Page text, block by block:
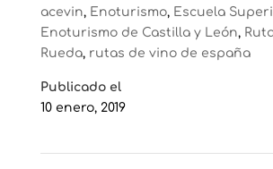
acevin, Enoturismo, Escuela
Enoturismo de Castilla y León,
Rueda, rutas de vino de españa
Publicado el
10 enero, 2019